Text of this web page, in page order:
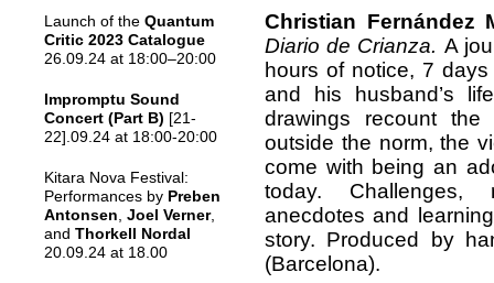
Launch of the Quantum
Critic 2023 Catalogue
26.09.24 at 18:00–20:00
Impromptu Sound
Concert (Part B) [21-
22].09.24 at 18:00-20:00
Kitara Nova Festival:
Performances by Preben
Antonsen Joel Verner,
and Thorkell Nordal
20.09.24 at 18.00
Christian Fernández
Diario de Crianza. A
hours of notice, 7
and his husband’s
drawings recount
outside the norm, the
come with being an
today. Challenges,
anecdotes and
story. Produced by
(Barcelona).